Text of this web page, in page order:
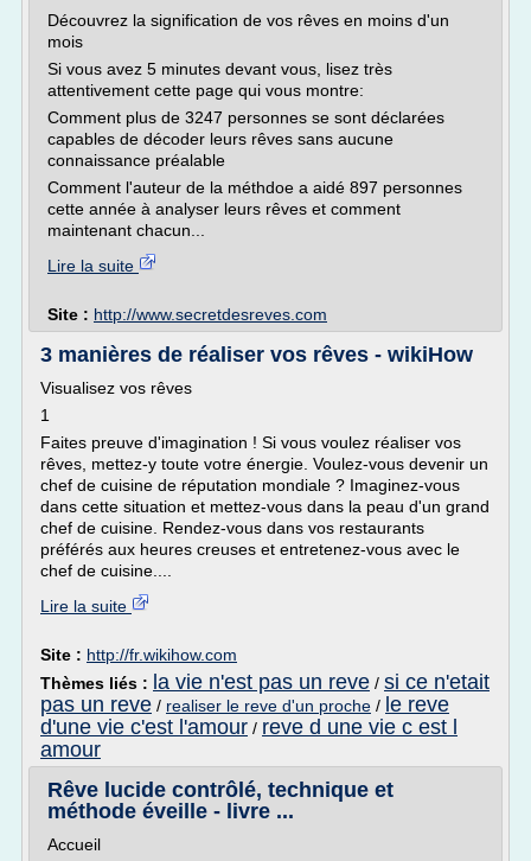
Découvrez la signification de vos rêves en moins d'un
mois
Si vous avez 5 minutes devant vous, lisez très
attentivement cette page qui vous montre:
Comment plus de 3247 personnes se sont déclarées
capables de décoder leurs rêves sans aucune
connaissance préalable
Comment l'auteur de la méthdoe a aidé 897 personnes
cette année à analyser leurs rêves et comment
maintenant chacun...
Lire la suite
Site : http://www.secretdesreves.com
3 manières de réaliser vos rêves - wikiHow
Visualisez vos rêves
1
Faites preuve d'imagination ! Si vous voulez réaliser vos
rêves, mettez-y toute votre énergie. Voulez-vous devenir un
chef de cuisine de réputation mondiale ? Imaginez-vous
dans cette situation et mettez-vous dans la peau d'un grand
chef de cuisine. Rendez-vous dans vos restaurants
préférés aux heures creuses et entretenez-vous avec le
chef de cuisine....
Lire la suite
Site : http://fr.wikihow.com
Thèmes liés : la vie n'est pas un reve / si ce n'etait
pas un reve / realiser le reve d'un proche / le reve
d'une vie c'est l'amour / reve d une vie c est l
amour
Rêve lucide contrôlé, technique et
méthode éveille - livre ...
Accueil